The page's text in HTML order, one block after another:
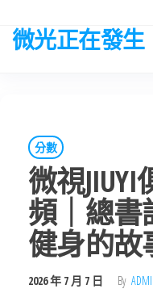
微光正在發生
分數
微視
頻｜總書
健身的故
2026 年 7 月 7 日 By